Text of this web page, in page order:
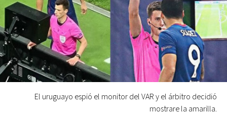
El uruguayo espió el monitor del VAR y el árbitro decidió
mostrare la amarilla.